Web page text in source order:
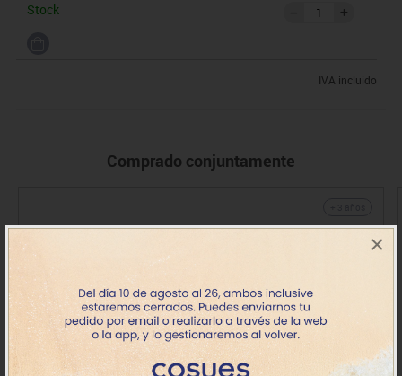
×
Stock
IVA incluido
Comprado conjuntamente